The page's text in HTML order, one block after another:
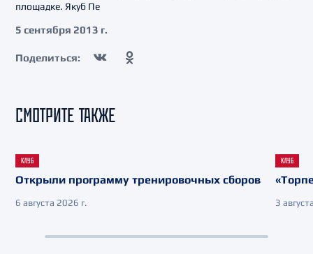
площадке. Якуб Пе
5 сентября 2013 г.
Поделиться:
СМОТРИТЕ ТАКЖЕ
КЛУБ
Открыли программу тренировочных сборов
6 августа 2026 г.
КЛУБ
3